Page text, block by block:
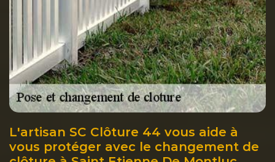
L'artisan SC Clôture 44 vous aide à
vous protéger avec le changement de